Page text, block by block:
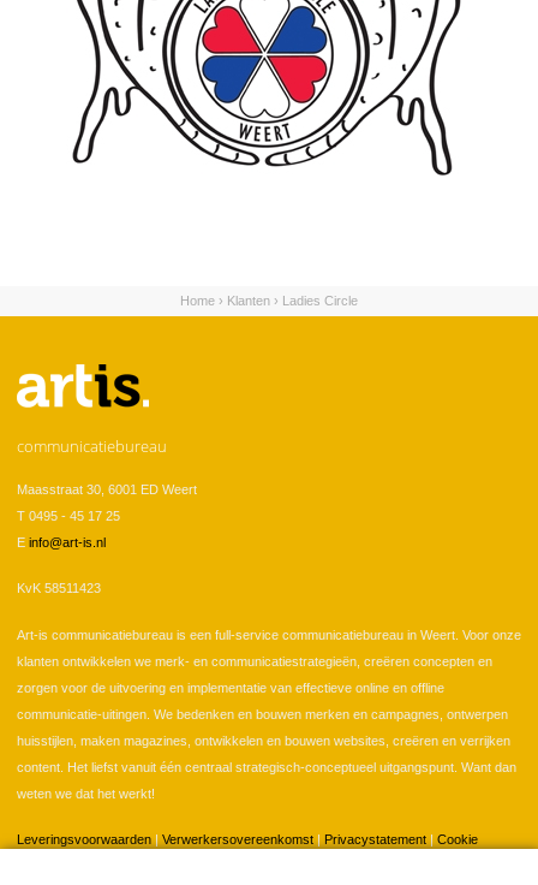
U bent hier
Home › Klanten › Ladies Circle
communicatiebureau
Maasstraat 30, 6001 ED Weert
T 0495 - 45 17 25
E info@art-is.nl
KvK 58511423
Art-is communicatiebureau is een full-service communicatiebureau in Weert. Voor onze
klanten ontwikkelen we merk- en communicatiestrategieën, creëren concepten en
zorgen voor de uitvoering en implementatie van effectieve online en offline
communicatie-uitingen. We bedenken en bouwen merken en campagnes, ontwerpen
huisstijlen, maken magazines, ontwikkelen en bouwen websites, creëren en verrijken
content. Het liefst vanuit één centraal strategisch-conceptueel uitgangspunt. Want dan
weten we dat het werkt!
Leveringsvoorwaarden Verwerkersovereenkomst Privacystatement
Cookie